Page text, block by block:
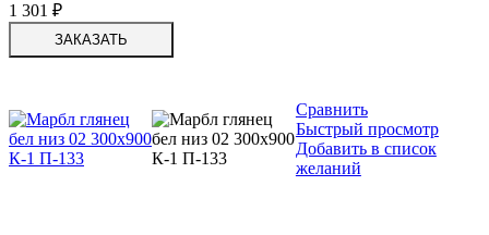
1 301 ₽
ЗАКАЗАТЬ
Сравнить
Быстрый просмотр
Добавить в список
желаний